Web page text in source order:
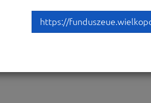
Piastowski
https://